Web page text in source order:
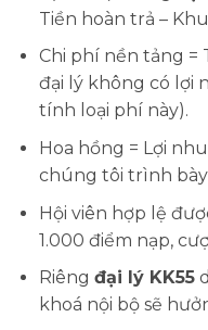
Tiền hoàn trả –
Chi phí nền tảng =
đại lý không có lợi
tính loại phí này).
Hoa hồng = Lợi
chúng tôi trình
Hội viên hợp lệ
1.000 điểm nạp,
Riêng đại lý KK55
khoá nội bộ sẽ